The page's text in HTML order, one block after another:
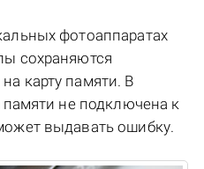
фотоаппаратах
сохраняются
карту памяти. В
памяти не подключена к
выдавать ошибку.